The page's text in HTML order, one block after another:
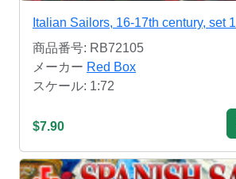
Italian Sailors, 16-17th century, set 1
商品番号: RB72105
メーカー Red Box
スケール: 1:72
$7.90